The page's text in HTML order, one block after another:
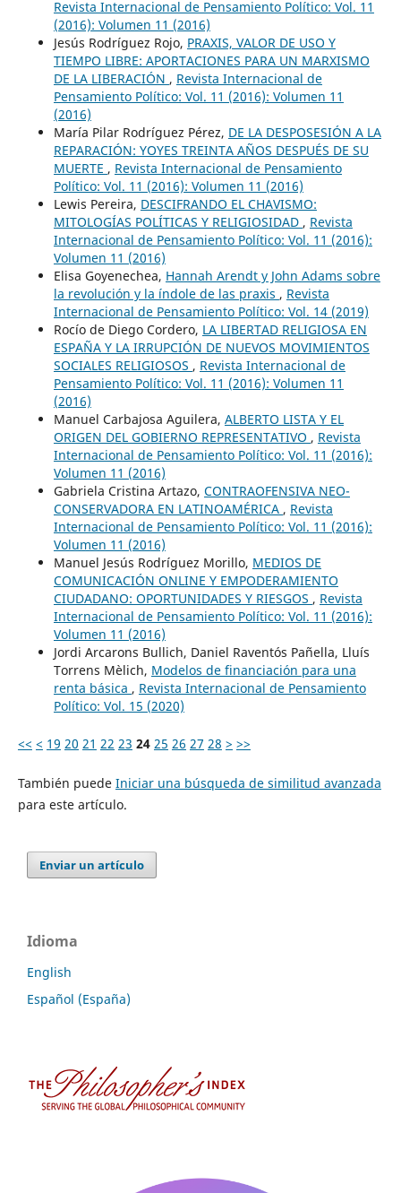
Revista Internacional de Pensamiento Político: Vol. 11
(2016): Volumen 11 (2016)
Jesús Rodríguez Rojo, PRAXIS, VALOR DE USO Y
TIEMPO LIBRE: APORTACIONES PARA UN MARXISMO
DE LA LIBERACIÓN , Revista Internacional de
Pensamiento Político: Vol. 11 (2016): Volumen 11
(2016)
María Pilar Rodríguez Pérez, DE LA DESPOSESIÓN A LA
REPARACIÓN: YOYES TREINTA AÑOS DESPUÉS DE SU
MUERTE , Revista Internacional de Pensamiento
Político: Vol. 11 (2016): Volumen 11 (2016)
Lewis Pereira, DESCIFRANDO EL CHAVISMO:
MITOLOGÍAS POLÍTICAS Y RELIGIOSIDAD , Revista
Internacional de Pensamiento Político: Vol. 11 (2016):
Volumen 11 (2016)
Elisa Goyenechea, Hannah Arendt y John Adams sobre
la revolución y la índole de las praxis , Revista
Internacional de Pensamiento Político: Vol. 14 (2019)
Rocío de Diego Cordero, LA LIBERTAD RELIGIOSA EN
ESPAÑA Y LA IRRUPCIÓN DE NUEVOS MOVIMIENTOS
SOCIALES RELIGIOSOS , Revista Internacional de
Pensamiento Político: Vol. 11 (2016): Volumen 11
(2016)
Manuel Carbajosa Aguilera, ALBERTO LISTA Y EL
ORIGEN DEL GOBIERNO REPRESENTATIVO , Revista
Internacional de Pensamiento Político: Vol. 11 (2016):
Volumen 11 (2016)
Gabriela Cristina Artazo, CONTRAOFENSIVA NEO-
CONSERVADORA EN LATINOAMÉRICA , Revista
Internacional de Pensamiento Político: Vol. 11 (2016):
Volumen 11 (2016)
Manuel Jesús Rodríguez Morillo, MEDIOS DE
COMUNICACIÓN ONLINE Y EMPODERAMIENTO
CIUDADANO: OPORTUNIDADES Y RIESGOS , Revista
Internacional de Pensamiento Político: Vol. 11 (2016):
Volumen 11 (2016)
Jordi Arcarons Bullich, Daniel Raventós Pañella, Lluís
Torrens Mèlich, Modelos de financiación para una
renta básica , Revista Internacional de Pensamiento
Político: Vol. 15 (2020)
<< < 19 20 21 22 23 24 25 26 27 28 > >>
También puede Iniciar una búsqueda de similitud avanzada
para este artículo.
Enviar un artículo
Idioma
English
Español (España)